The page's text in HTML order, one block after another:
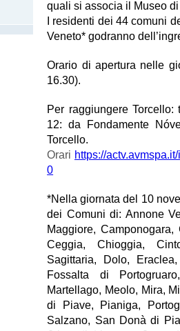
quali si associa il Museo
I residenti dei 44 comuni
Veneto* godranno
Orario di apertura nelle
16.30).
Per raggiungere
12: da Fondamente
Torcello.
Orari https://
0
*Nella giornata del 10
dei Comuni di: Annone
Maggiore,
Ceggia, Chioggia,
Sagittaria, Dolo,
Fossalta di
Martellago, Meolo, Mira,
di Piave, Pianiga,
Salzano, San Donà di